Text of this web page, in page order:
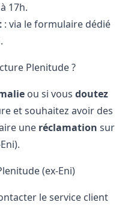
17h.
: via le formulaire dédié
Plenitude ?
ou si vous doutez
et souhaitez avoir des
une réclamation sur
(ex-Eni)
le service client